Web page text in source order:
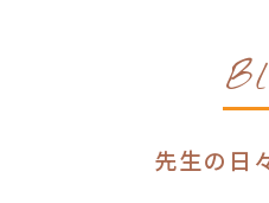
先生の日